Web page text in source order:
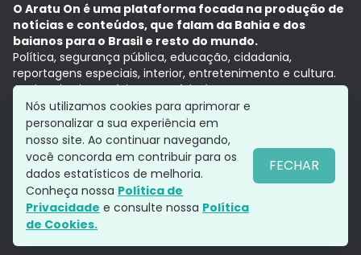
O Aratu On é uma plataforma focada na produção de
notícias e conteúdos, que falam da Bahia e dos
baianos para o Brasil e resto do mundo.
Política, segurança pública, educação, cidadania,
reportagens especiais, interior, entretenimento e cultura.
Aqui, tudo vira notícia e a notícia é no tempo presente,
com a credibilidade do Grupo Aratu.
Grupo Aratu
Política de privacidade
Siga-nos
Nós utilizamos cookies para aprimorar e
personalizar a sua experiência em
nosso site. Ao continuar navegando,
você concorda em contribuir para os
dados estatísticos de melhoria.
Conheça nossa Política de
Privacidade e consulte nossa Política
de Cookies.
FECHAR